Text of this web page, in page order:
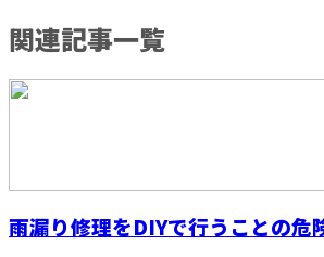
関連記事一覧
雨漏り修理をDIYで行うことの危